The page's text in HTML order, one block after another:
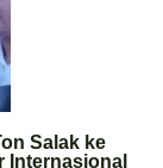
Salak ke
Internasional